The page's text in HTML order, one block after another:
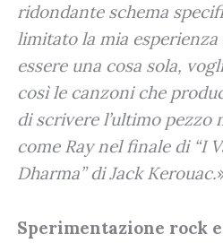
ridondante schema
limitato la mia
essere una cosa sola,
così le canzoni che
di scrivere l’ultimo pezzo
come Ray nel finale di “I
Dharma” di Jack Kerouac.
Sperimentazione rock